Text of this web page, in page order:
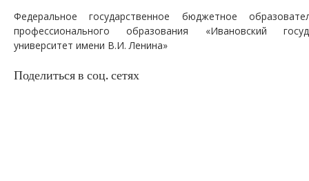
Федеральное государственное бюджетное
профессионального образования «Ивановский
университет имени В.И. Ленина»
Поделиться в соц. сетях